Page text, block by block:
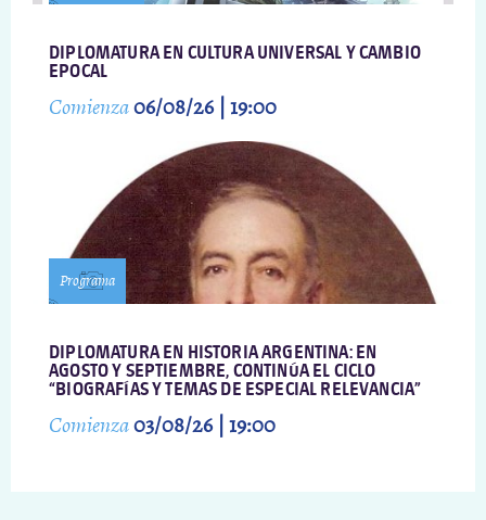
DIPLOMATURA EN CULTURA UNIVERSAL Y CAMBIO
EPOCAL
Comienza06/08/26 | 19:00
Programa
DIPLOMATURA EN HISTORIA ARGENTINA: EN
AGOSTO Y SEPTIEMBRE, CONTINÚA EL CICLO
“BIOGRAFÍAS Y TEMAS DE ESPECIAL RELEVANCIA”
Comienza03/08/26 | 19:00